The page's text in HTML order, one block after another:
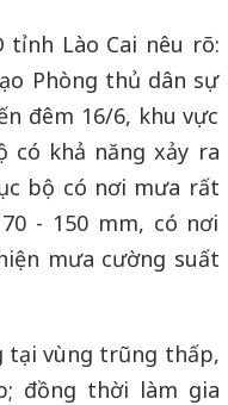
tỉnh Lào Cai nêu rõ:
Phòng thủ dân sự
đêm 16/6, khu vực
có khả năng xảy ra
bộ có nơi mưa rất
- 150 mm, có nơi
mưa cường suất
tại vùng trũng thấp,
đồng thời làm gia